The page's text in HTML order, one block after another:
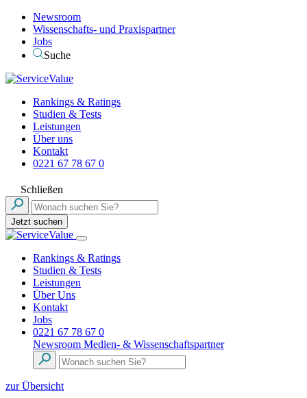
Newsroom
Wissenschafts- und Praxispartner
Jobs
Suche
Rankings & Ratings
Studien & Tests
Leistungen
Über uns
Kontakt
0221 67 78 67 0
Schließen
Jetzt suchen
Rankings & Ratings
Studien & Tests
Leistungen
Über Uns
Kontakt
Jobs
0221 67 78 67 0
Newsroom Medien- & Wissenschaftspartner
zur Übersicht